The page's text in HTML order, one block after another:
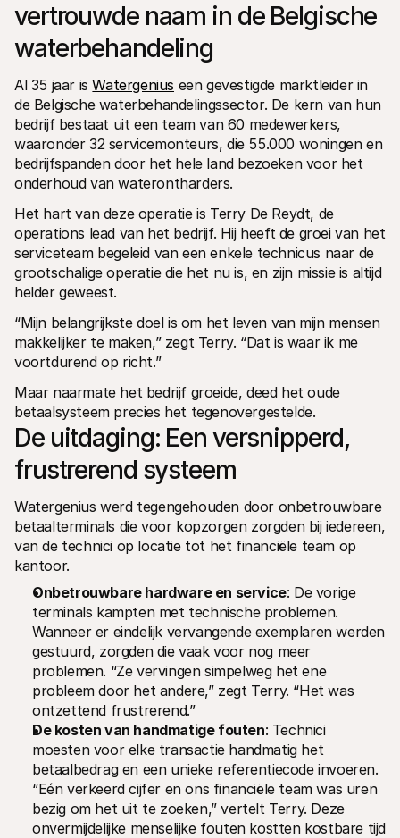
vertrouwde naam in de Belgische
waterbehandeling
Al 35 jaar is Watergenius een gevestigde marktleider in
de Belgische waterbehandelingssector. De kern van hun
bedrijf bestaat uit een team van 60 medewerkers,
waaronder 32 servicemonteurs, die 55.000 woningen en
bedrijfspanden door het hele land bezoeken voor het
onderhoud van waterontharders.
Het hart van deze operatie is Terry De Reydt, de
operations lead van het bedrijf. Hij heeft de groei van het
serviceteam begeleid van een enkele technicus naar de
grootschalige operatie die het nu is, en zijn missie is altijd
helder geweest.
“Mijn belangrijkste doel is om het leven van mijn mensen
makkelijker te maken,” zegt Terry. “Dat is waar ik me
voortdurend op richt.”
Maar naarmate het bedrijf groeide, deed het oude
betaalsysteem precies het tegenovergestelde.
De uitdaging: Een versnipperd,
frustrerend systeem
Watergenius werd tegengehouden door onbetrouwbare
betaalterminals die voor kopzorgen zorgden bij iedereen,
van de technici op locatie tot het financiële team op
kantoor.
Onbetrouwbare hardware en service: De vorige
terminals kampten met technische problemen.
Wanneer er eindelijk vervangende exemplaren werden
gestuurd, zorgden die vaak voor nog meer
problemen. “Ze vervingen simpelweg het ene
probleem door het andere,” zegt Terry. “Het was
ontzettend frustrerend.”
De kosten van handmatige fouten: Technici
moesten voor elke transactie handmatig het
betaalbedrag en een unieke referentiecode invoeren.
“Eén verkeerd cijfer en ons financiële team was uren
bezig om het uit te zoeken,” vertelt Terry. Deze
onvermijdelijke menselijke fouten kostten kostbare tijd